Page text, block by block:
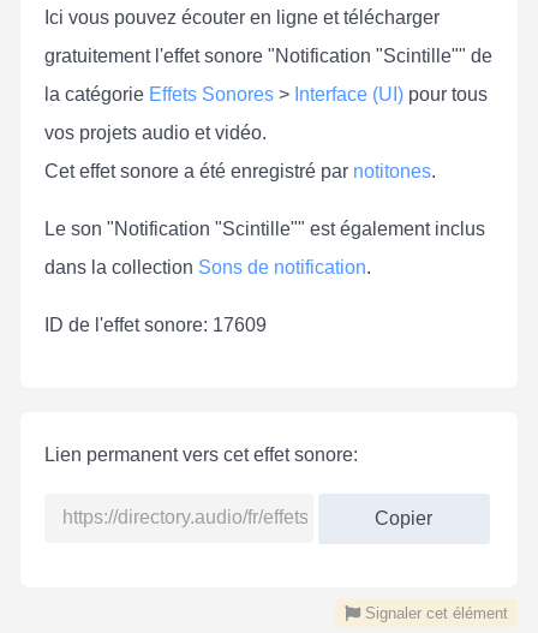
Ici vous pouvez écouter en ligne et télécharger
gratuitement l'effet sonore "Notification "Scintille"" de
la catégorie Effets Sonores > Interface (UI) pour tous
vos projets audio et vidéo.
Cet effet sonore a été enregistré par notitones.
Le son "Notification "Scintille"" est également inclus
dans la collection Sons de notification.
ID de l'effet sonore: 17609
Lien permanent vers cet effet sonore:
Copier
Signaler cet élément